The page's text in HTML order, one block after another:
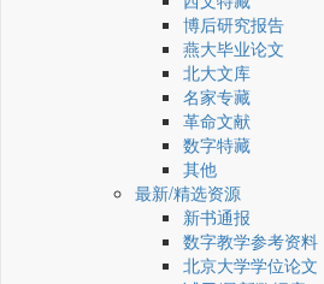
博后研究报告
燕大毕业论文
北大文库
名家专藏
革命文献
数字特藏
其他
最新/精选资源
新书通报
数字教学参考资料
北京大学学位论文